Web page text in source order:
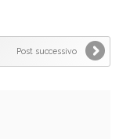
Post successivo